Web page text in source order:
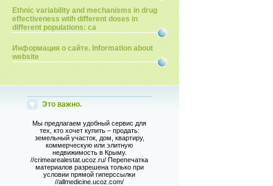
Ethnic variability and mechanisms in drug
effectiveness wtih different doses in
different populations: ca
Информация о сайте. Information about
website
Это важно.
Мы предлагаем удобный сервис для
тех, кто хочет купить – продать:
земельный участок, дом, квартиру,
коммерческую или элитную
недвижимость в Крыму.
//crimearealestat.ucoz.ru/ Перепечатка
материалов разрешена только при
условии прямой гиперссылки
//allmedicine.ucoz.com/